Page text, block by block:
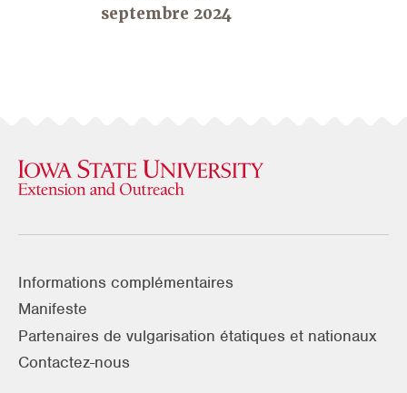
septembre 2024
Informations complémentaires
Manifeste
Partenaires de vulgarisation étatiques et nationaux
Contactez-nous